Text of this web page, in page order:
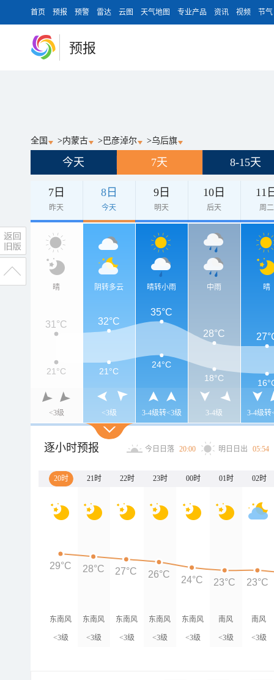
首页 预报 预警 雷达 云图 天气地图 专业产品 资讯 视频 节气
预报
全国 >内蒙古 > 巴彦淖尔 >乌后旗
今天 7天 8-15天
7日
昨天
8日
今天
9日
明天
10日
后天
11
周二
晴
<3级
阴转多云
<3级
晴转小雨
3-4级转<3级
中雨
3-4级
晴
3-4级转
31°C 32°C
35°C
28°C
21°C 21°C
24°C
18°C
逐小时预报 今日日落 20:00 明日日出 05:54
20时 21时 22时 23时 00时 01时 02时
东南风
<3级
东南风
<3级
东南风
<3级
东南风
<3级
东南风
<3级
南风
<3级
南风
<3级
29°C 28°C 27°C 26°C
24°C 23°C 23°C